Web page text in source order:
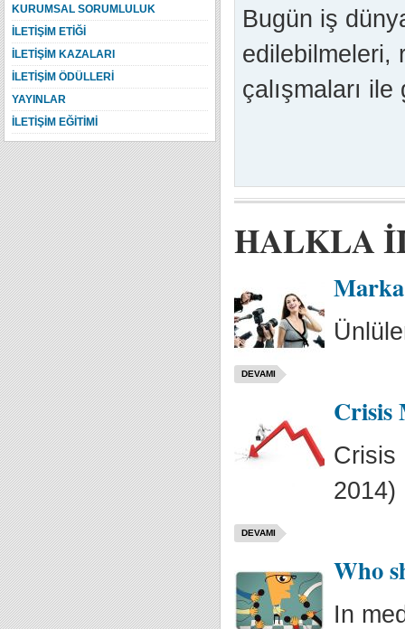
Bugün iş
edilebilmeleri,
çalışmaları
HALKLA
DEVAMI
Crisis
Crisis
2014)
DEVAMI
Who
In
KURUMSAL SORUMLULUK
İLETİŞİM ETİĞİ
İLETİŞİM KAZALARI
İLETİŞİM ÖDÜLLERİ
YAYINLAR
İLETİŞİM EĞİTİMİ